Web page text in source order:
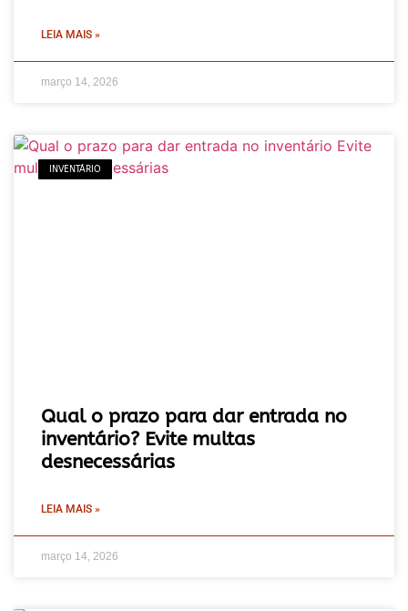
LEIA MAIS »
março 14, 2026
INVENTÁRIO
Qual o prazo para dar entrada no
inventário? Evite multas
desnecessárias
LEIA MAIS »
março 14, 2026